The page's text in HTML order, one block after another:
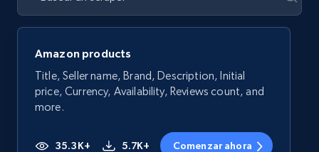
Amazon products
Title, Seller name, Brand, Description, Initial
price, Currency, Availability, Reviews count, and
more.
35.3K+ 5.7K+ Comenzar ahora